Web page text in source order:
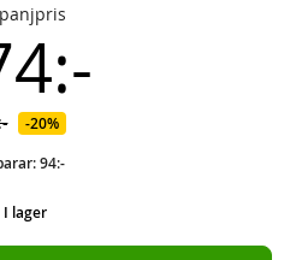
20%
94:-
I lager